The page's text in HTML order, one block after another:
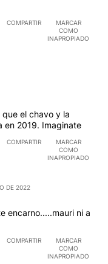
COMPARTIR
MARCAR
COMO
INAPROPIADO
el chavo y la
en 2019. Imaginate
COMPARTIR
MARCAR
COMO
INAPROPIADO
DE 2022
encarno.....mauri ni a
COMPARTIR
MARCAR
COMO
INAPROPIADO